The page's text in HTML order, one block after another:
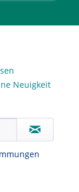
Neuigkeit